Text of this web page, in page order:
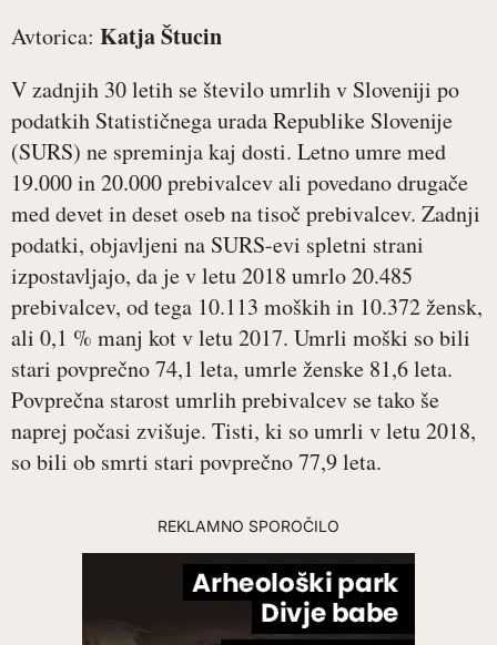
Avtorica: Katja Štucin
V zadnjih 30 letih se število umrlih v Sloveniji po
podatkih Statističnega urada Republike Slovenije
(SURS) ne spreminja kaj dosti. Letno umre med
19.000 in 20.000 prebivalcev ali povedano drugače
med devet in deset oseb na tisoč prebivalcev. Zadnji
podatki, objavljeni na SURS-evi spletni strani
izpostavljajo, da je v letu 2018 umrlo 20.485
prebivalcev, od tega 10.113 moških in 10.372 žensk,
ali 0,1 % manj kot v letu 2017. Umrli moški so bili
stari povprečno 74,1 leta, umrle ženske 81,6 leta.
Povprečna starost umrlih prebivalcev se tako še
naprej počasi zvišuje. Tisti, ki so umrli v letu 2018,
so bili ob smrti stari povprečno 77,9 leta.
REKLAMNO SPOROČILO